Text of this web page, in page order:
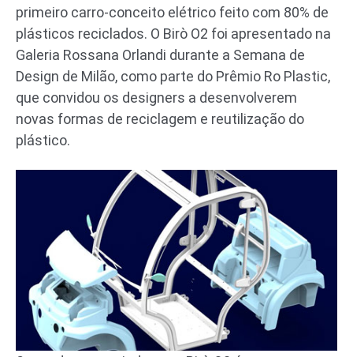
primeiro carro-conceito elétrico feito com 80% de
plásticos reciclados. O Birò O2 foi apresentado na
Galeria Rossana Orlandi durante a Semana de
Design de Milão, como parte do Prêmio Ro Plastic,
que convidou os designers a desenvolverem
novas formas de reciclagem e reutilização do
plástico.